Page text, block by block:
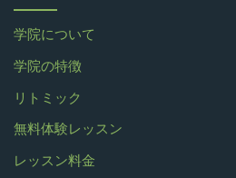
学院について
学院の特徴
リトミック
無料体験レッスン
レッスン料金